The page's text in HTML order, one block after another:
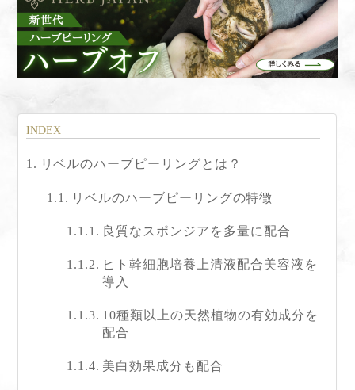
リベルのハーブピーリングとは？
リベルのハーブピーリングの特徴
良質なスポンジアを多量に配合
ヒト幹細胞培養上清液配合美容液を
導入
10種類以上の天然植物の有効成分を
配合
美白効果成分も配合